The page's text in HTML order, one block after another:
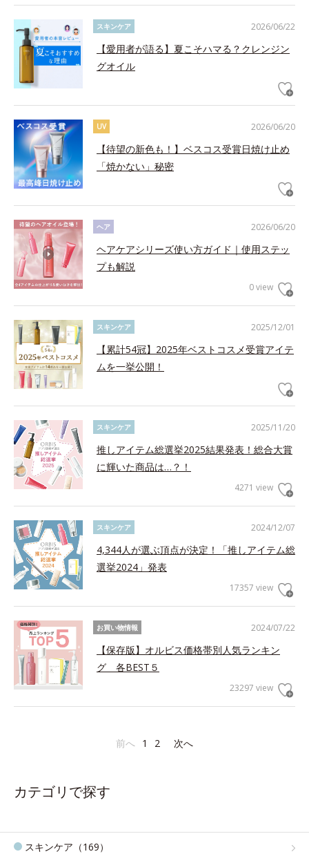
2026/06/22
スキンケア
【愛用者が語る】夏こそハマる？クレンジン
グオイル
2026/06/20
UV
【待望の新色も！】ベスコス受賞日焼け止め
「焼かない」秘密
2026/06/20
ヘア
ヘアケアシリーズ使い方ガイド｜使用ステッ
プも解説
0 view
2025/12/01
スキンケア
【累計54冠】2025年ベストコスメ受賞アイテ
ムを一挙公開！
2025/11/20
スキンケア
推しアイテム総選挙2025結果発表！総合大賞
に輝いた商品は…？！
4271 view
2024/12/07
スキンケア
4,344人が選ぶ頂点が決定！「推しアイテム総
選挙2024」発表
17357 view
2024/07/22
お買い物情報
【保存版】オルビス価格帯別人気ランキン
グ 各BEST５
23297 view
前へ 1 2 次へ
カテゴリで探す
スキンケア（169）